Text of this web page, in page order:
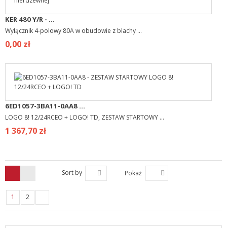
KER 480 Y/R - ...
Wyłącznik 4-polowy 80A w obudowie z blachy ...
0,00 zł
6ED1057-3BA11-0AA8 ...
LOGO 8! 12/24RCEO + LOGO! TD, ZESTAW STARTOWY ...
1 367,70 zł
Sort by Pokaż
1 2